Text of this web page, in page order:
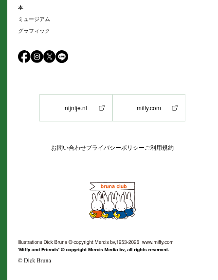
本
ミュージアム
グラフィック
nijntje.nl miffy.com
お問い合わせプライバシーポリシーご利用規約